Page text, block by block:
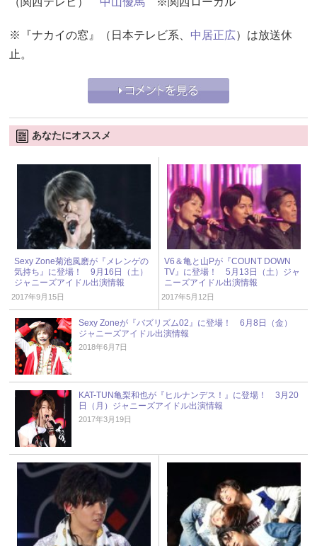
※『ナカイの窓』（日本テレビ系、 中居正広）は放送休
止。
あなたにオススメ
Sexy Zone菊池風磨が『メレンゲの
気持ち』に登場！ 9月16日（土）
ジャニーズアイドル出演情報
2017年9月15日
V6＆亀と山Pが『COUNT DOWN
TV』に登場！ 5月13日（土）ジャ
ニーズアイドル出演情報
2017年5月12日
Sexy Zoneが『バズリズム02』に登場！ 6月8日（金）
ジャニーズアイドル出演情報
2018年6月7日
KAT-TUN亀梨和也が『ヒルナンデス！』に登場！ 3月20
日（月）ジャニーズアイドル出演情報
2017年3月19日